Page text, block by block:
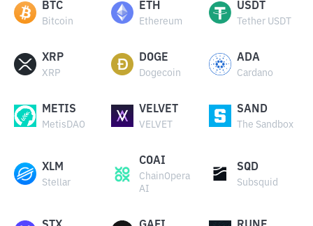
BTC
Bitcoin
ETH
Ethereum
USDT
Tether USDT
XRP
XRP
DOGE
Dogecoin
ADA
Cardano
METIS
MetisDAO
VELVET
VELVET
SAND
The Sandbox
XLM
Stellar
COAI
ChainOpera
AI
SQD
Subsquid